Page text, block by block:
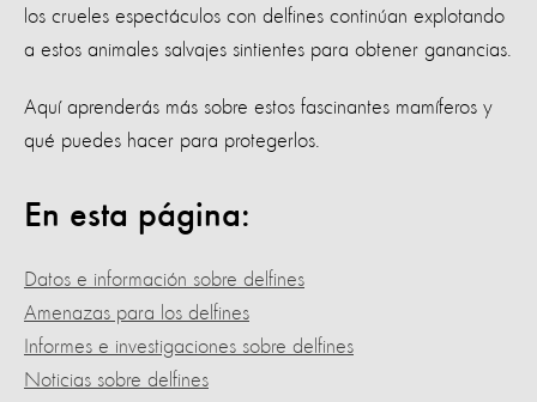
los crueles espectáculos con delfines continúan explotando
a estos animales salvajes sintientes para obtener ganancias.
Aquí aprenderás más sobre estos fascinantes mamíferos y
qué puedes hacer para protegerlos.
En esta página:
Datos e información sobre delfines
Amenazas para los delfines
Informes e investigaciones sobre delfines
Noticias sobre delfines